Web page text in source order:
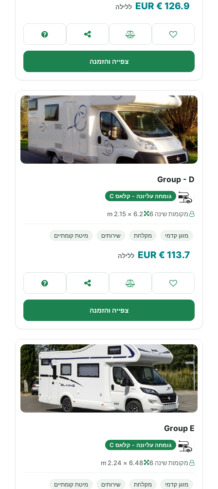
126.9
€ EUR ללילה
צפייה והזמנה
Group - D
גומחה עליונה - קלאס C
מקומות שינה 6 6.2 × 2.15 m
מזגן קדמי מקלחת שירותים מיטת קומתיים
113.7
€ EUR ללילה
צפייה והזמנה
Group E
גומחה עליונה - קלאס C
מקומות שינה 6 6.48 × 2.24 m
מזגן קדמי מקלחת שירותים
מיטת קומתיים